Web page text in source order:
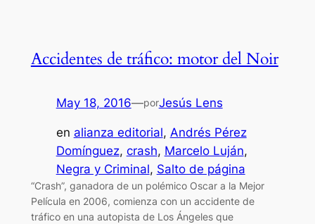
Accidentes de tráfico: motor del Noir
May 18, 2016—porJesús Lens
en alianza editorial, Andrés Pérez
Domínguez, crash, Marcelo Luján
Negra y Criminal, Salto de página
“Crash”, ganadora de un polémico Oscar a la Mejor
Película en 2006, comienza con un accidente de
tráfico en una autopista de Los Ángeles que